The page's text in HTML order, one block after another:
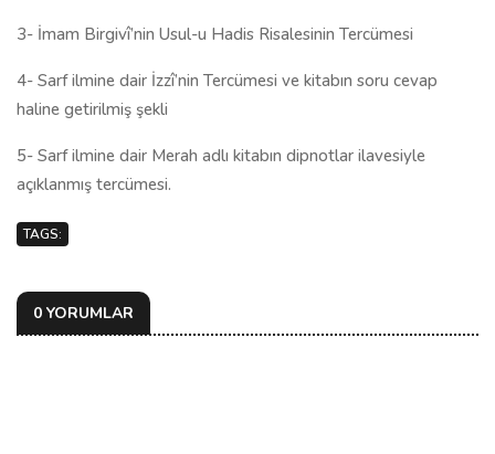
3- İmam Birgivî’nin Usul-u Hadis Risalesinin Tercümesi
4- Sarf ilmine dair İzzî’nin Tercümesi ve kitabın soru cevap
haline getirilmiş şekli
5- Sarf ilmine dair Merah adlı kitabın dipnotlar ilavesiyle
açıklanmış tercümesi.
TAGS:
0 YORUMLAR